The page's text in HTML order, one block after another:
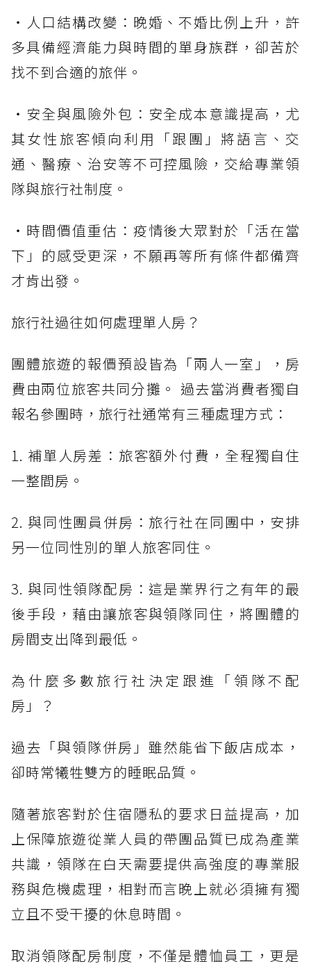
・人口結構改變：晚婚、不婚比例上升，許
多具備經濟能力與時間的單身族群，卻苦於
找不到合適的旅伴。
・安全與風險外包：安全成本意識提高，尤
其女性旅客傾向利用「跟團」將語言、交
通、醫療、治安等不可控風險，交給專業領
隊與旅行社制度。
・時間價值重估：疫情後大眾對於「活在當
下」的感受更深，不願再等所有條件都備齊
才肯出發。
旅行社過往如何處理單人房？
團體旅遊的報價預設皆為「兩人一室」，房
費由兩位旅客共同分攤。 過去當消費者獨自
報名參團時，旅行社通常有三種處理方式：
1. 補單人房差：旅客額外付費，全程獨自住
一整間房。
2. 與同性團員併房：旅行社在同團中，安排
另一位同性別的單人旅客同住。
3. 與同性領隊配房：這是業界行之有年的最
後手段，藉由讓旅客與領隊同住，將團體的
房間支出降到最低。
為什麼多數旅行社決定跟進「領隊不配
房」？
過去「與領隊併房」雖然能省下飯店成本，
卻時常犧牲雙方的睡眠品質。
隨著旅客對於住宿隱私的要求日益提高，加
上保障旅遊從業人員的帶團品質已成為產業
共識，領隊在白天需要提供高強度的專業服
務與危機處理，相對而言晚上就必須擁有獨
立且不受干擾的休息時間。
取消領隊配房制度，不僅是體恤員工，更是